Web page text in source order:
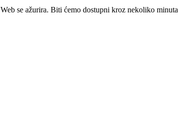
Web se ažurira. Biti ćemo dostupni kroz nekoliko minuta